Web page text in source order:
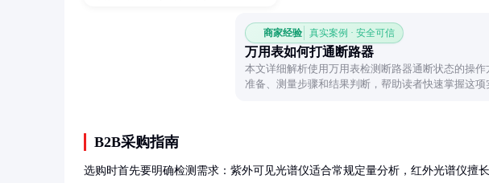
商家经验 真实案例 · 安全可信
万用表如何打通断路器
本文详细解析使用万用表检测断路器通断状态的操作
准备、测量步骤和结果判断，帮助读者快速掌握这项
B2B采购指南
选购时首先要明确检测需求：紫外可见光谱仪适合常规定量分析，红外光谱仪擅